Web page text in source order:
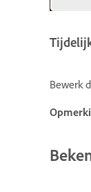
Bewerk